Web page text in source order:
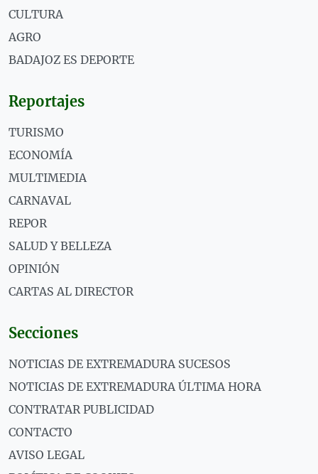
CULTURA
AGRO
BADAJOZ ES DEPORTE
Reportajes
TURISMO
ECONOMÍA
MULTIMEDIA
CARNAVAL
REPOR
SALUD Y BELLEZA
OPINIÓN
CARTAS AL DIRECTOR
Secciones
NOTICIAS DE EXTREMADURA SUCESOS
NOTICIAS DE EXTREMADURA ÚLTIMA HORA
CONTRATAR PUBLICIDAD
CONTACTO
AVISO LEGAL